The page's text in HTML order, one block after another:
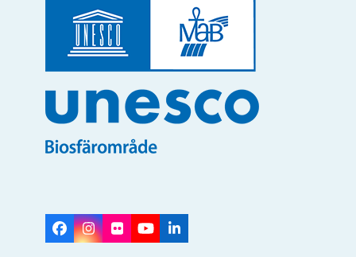
Facebook
Instagram
FlickrYouTubeLinkedIn